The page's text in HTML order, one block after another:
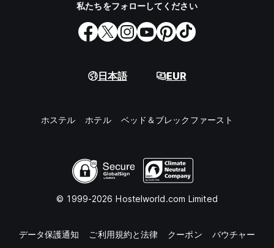
私たちをフォローしてください
日本語 EUR
ホステル ホテル ベッド＆ブレックファースト
© 1999-2026 Hostelworld.com Limited
データ保護通知 ご利用規約と法律 クーポン バウチャー